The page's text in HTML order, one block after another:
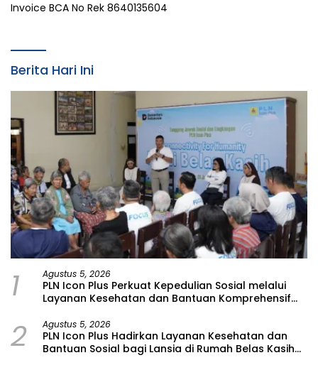
Invoice BCA No Rek 8640135604
Berita Hari Ini
1 Agustus 5, 2026
PLN Icon Plus Perkuat Kepedulian Sosial melalui
Layanan Kesehatan dan Bantuan Komprehensif
2 Agustus 5, 2026
PLN Icon Plus Hadirkan Layanan Kesehatan dan
Bantuan Sosial bagi Lansia di Rumah Belas Kasih